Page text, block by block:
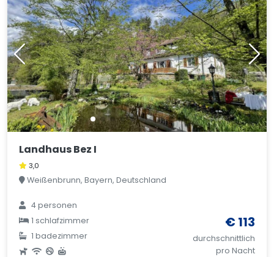
Landhaus Bez I
3,0
Weißenbrunn, Bayern, Deutschland
4 personen
1 schlafzimmer
1 badezimmer
€ 113
durchschnittlich
pro Nacht